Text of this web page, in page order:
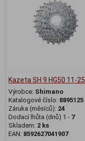
Kazeta SH 9 HG50 11-25
Výrobce: Shimano
Katalogové číslo: 8895125
Záruka (měsíců): 24
Dodací lhůta (dnů) 1 - 7
Skladem: 2 ks
EAN: 8592627041907